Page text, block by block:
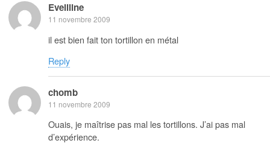
Eveliline
11 novembre 2009
il est bien fait ton tortillon en métal
Reply
chomb
11 novembre 2009
Ouais, je maîtrise pas mal les tortillons. J’ai pas mal
d’expérience.